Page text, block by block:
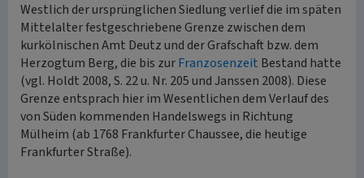
Westlich der ursprünglichen Siedlung verlief die im späten
Mittelalter festgeschriebene Grenze zwischen dem
kurkölnischen Amt Deutz und der Grafschaft bzw. dem
Herzogtum Berg, die bis zurFranzosenzeit Bestand hatte
(vgl. Holdt 2008, S. 22 u. Nr. 205 und Janssen 2008). Diese
Grenze entsprach hier im Wesentlichen dem Verlauf des
von Süden kommenden Handelswegs in Richtung
Mülheim (ab 1768 Frankfurter Chaussee, die heutige
Frankfurter Straße).